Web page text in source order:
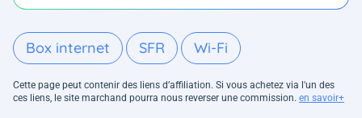
Box internet SFR Wi-Fi
Cette page peut contenir des liens d’affiliation. Si vous achetez via l'un des
ces liens, le site marchand pourra nous reverser une commission. en savoir+